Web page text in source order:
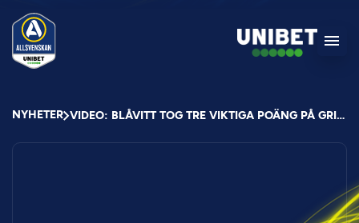
NYHETER VIDEO: BLÅVITT TOG TRE VIKTIGA POÄNG PÅ GRIMSTA